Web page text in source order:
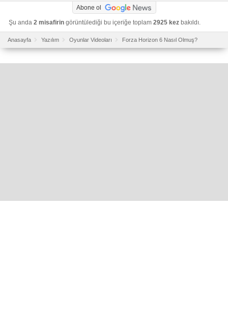
Abone ol
Şu anda 2 misafirin görüntülediği bu içeriğe toplam 2925 kez bakıldı.
Anasayfa Yazılım Oyunlar Videoları Forza Horizon 6 Nasıl Olmuş?